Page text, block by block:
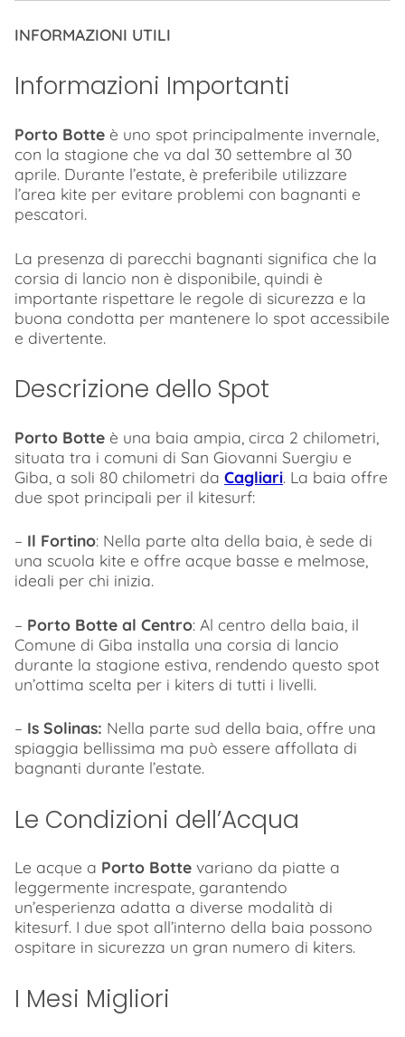
INFORMAZIONI UTILI
Informazioni Importanti
Porto Botte è uno spot principalmente invernale,
con la stagione che va dal 30 settembre al 30
aprile. Durante l’estate, è preferibile utilizzare
l’area kite per evitare problemi con bagnanti e
pescatori.
La presenza di parecchi bagnanti significa che la
corsia di lancio non è disponibile, quindi è
importante rispettare le regole di sicurezza e la
buona condotta per mantenere lo spot accessibile
e divertente.
Descrizione dello Spot
Porto Botte è una baia ampia, circa 2 chilometri,
situata tra i comuni di San Giovanni Suergiu e
Giba, a soli 80 chilometri da Cagliari. La baia offre
due spot principali per il kitesurf:
– Il Fortino: Nella parte alta della baia, è sede di
una scuola kite e offre acque basse e melmose,
ideali per chi inizia.
– Porto Botte al Centro: Al centro della baia, il
Comune di Giba installa una corsia di lancio
durante la stagione estiva, rendendo questo spot
un’ottima scelta per i kiters di tutti i livelli.
– Is Solinas: Nella parte sud della baia, offre una
spiaggia bellissima ma può essere affollata di
bagnanti durante l’estate.
Le Condizioni dell’Acqua
Le acque a Porto Botte variano da piatte a
leggermente increspate, garantendo
un’esperienza adatta a diverse modalità di
kitesurf. I due spot all’interno della baia possono
ospitare in sicurezza un gran numero di kiters.
I Mesi Migliori